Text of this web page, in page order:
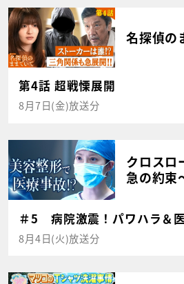
名探偵の
第4話 超戦慄展開
8月7日(金)放送分
クロスロ
急の約束
＃5 病院激震！パワハラ＆
8月4日(火)放送分